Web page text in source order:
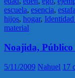
escuela, esencia, estafa
hijos, hogar,
material
Noajida,
5/11/2009 Nahuel 17